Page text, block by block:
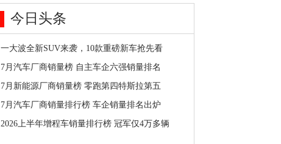
今日头条
一大波全新SUV来袭，10款重磅新车抢先看
7月汽车厂商销量榜 自主车企六强销量排名
7月新能源厂商销量榜 零跑第四特斯拉第五
7月汽车厂商销量排行榜 车企销量排名出炉
2026上半年增程车销量排行榜 冠军仅4万多辆